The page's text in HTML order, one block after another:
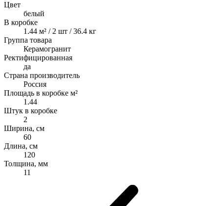
Цвет
белый
В коробке
1.44 м² / 2 шт / 36.4 кг
Группа товара
Керамогранит
Ректифицированная
да
Страна производитель
Россия
Площадь в коробке м²
1.44
Штук в коробке
2
Ширина, см
60
Длина, см
120
Толщина, мм
11